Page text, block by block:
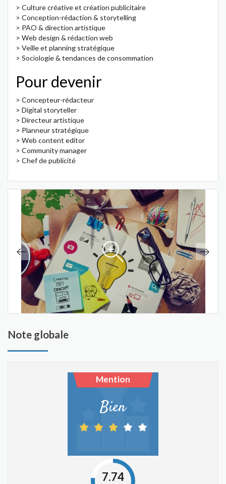
> Culture créative et création publicitaire
> Conception-rédaction & storytelling
> PAO & direction artistique
> Web design & rédaction web
> Veille et planning stratégique
> Sociologie & tendances de consommation
Pour devenir
> Concepteur-rédacteur
> Digital storyteller
> Directeur artistique
> Planneur stratégique
> Web content editor
> Community manager
> Chef de publicité
Note globale
Mention
Bien
7.74